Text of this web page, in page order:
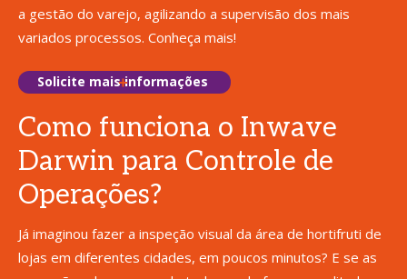
a gestão do varejo, agilizando a supervisão dos mais
variados processos. Conheça mais!
Solicite mais informações
Como funciona o Inwave
Darwin para Controle de
Operações?
Já imaginou fazer a inspeção visual da área de hortifruti de
lojas em diferentes cidades, em poucos minutos? E se as